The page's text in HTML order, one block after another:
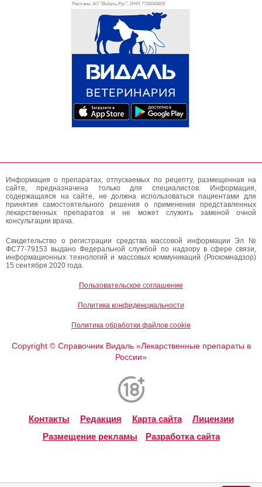
Реклама. АО "Видаль Рус", ИНН 7728043605
Информация о препаратах, отпускаемых по рецепту, размещенная на
сайте, предназначена только для специалистов. Информация,
содержащаяся на сайте, не должна использоваться пациентами для
принятия самостоятельного решения о применении представленных
лекарственных препаратов и не может служить заменой очной
консультации врача.
Свидетельство о регистрации средства массовой информации Эл №
ФС77-79153 выдано Федеральной службой по надзору в сфере связи,
информационных технологий и массовых коммуникаций (Роскомнадзор)
15 сентября 2020 года.
Пользовательское соглашение
Политика конфиденциальности
Политика обработки файлов cookie
Copyright ©Справочник Видаль «Лекарственные препараты в
России»
Контакты Редакция Карта сайта
Лицензии
Размещение рекламы
Разработка сайта